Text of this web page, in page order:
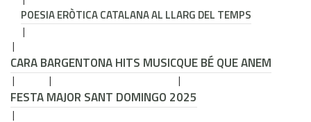
POESIA ERÒTICA CATALANA AL LLARG DEL TEMPS
CARA BARGENTONA HITS MUSICQUE BÉ QUE ANEM
FESTA MAJOR SANT DOMINGO 2025